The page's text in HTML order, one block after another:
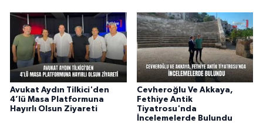
Avukat Aydın Tilkici'den
4’lü Masa Platformuna
Hayırlı Olsun Ziyareti
Cevheroğlu Ve Akkaya,
Fethiye Antik
Tiyatrosu'nda
İncelemelerde Bulundu